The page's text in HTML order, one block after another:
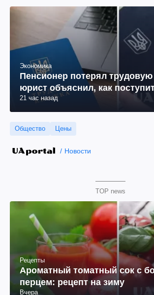
Экономика
Пенсионер потерял
юрист объяснил, как
21 час назад
Общество Цены
Новости
TOP news
Рецепты
Ароматный томатный сок с
перцем: рецепт на зиму
Вчера